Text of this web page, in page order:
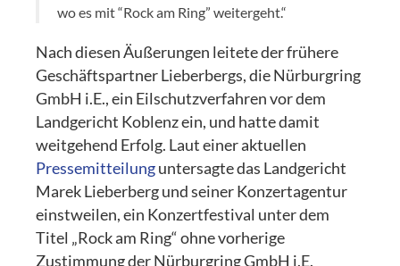
wo es mit “Rock am Ring” weitergeht.“
Nach diesen Äußerungen leitete der frühere
Geschäftspartner Lieberbergs, die Nürburgring
GmbH i.E., ein Eilschutzverfahren vor dem
Landgericht Koblenz ein, und hatte damit
weitgehend Erfolg. Laut einer aktuellen
Pressemitteilunguntersagte das Landgericht
Marek Lieberberg und seiner Konzertagentur
einstweilen, ein Konzertfestival unter dem
Titel „Rock am Ring“ ohne vorherige
Zustimmung der Nürburgring GmbH i.E.